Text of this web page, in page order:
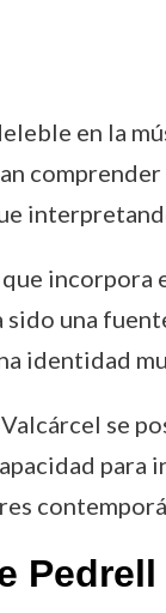
en la
una
identidad
se
Pedrell